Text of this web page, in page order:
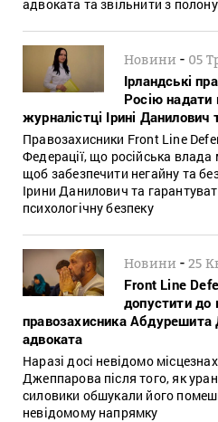
адвоката та звільнити з
Новини - 05
Ірландські
Росію
журналістці Ірині Данилович
Правозахисники Front Line
Федерації, що російська влада
щоб забезпечити негайну та
Ірини Данилович та
психологічну безпеку
Новини -25
Front Line
допустити до
правозахисника Абдурешита
адвоката
Наразі досі невідомо
Джеппарова після того, як
силовики обшукали його
невідомому напрямку